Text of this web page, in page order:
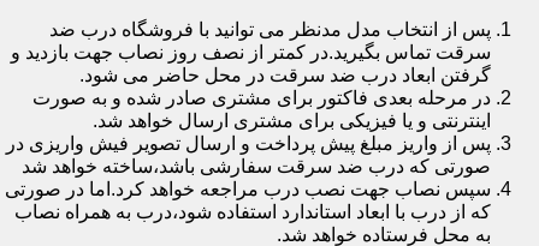
پس از انتخاب مدل مدنظر می توانید با فروشگاه درب ضد
سرقت تماس بگیرید.در کمتر از نصف روز نصاب جهت بازدید و
گرفتن ابعاد درب ضد سرقت در محل حاضر می شود.
در مرحله بعدی فاکتور برای مشتری صادر شده و به صورت
اینترنتی و یا فیزیکی برای مشتری ارسال خواهد شد.
پس از واریز مبلغ پیش پرداخت و ارسال تصویر فیش واریزی در
صورتی که درب ضد سرقت سفارشی باشد،ساخته خواهد شد
سپس نصاب جهت نصب درب مراجعه خواهد کرد.اما در صورتی
که از درب با ابعاد استاندارد استفاده شود،درب به همراه نصاب
به محل فرستاده خواهد شد.